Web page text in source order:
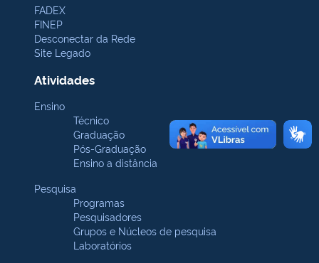
FADEX
FINEP
Desconectar da Rede
Site Legado
Atividades
Ensino
Técnico
Graduação
Pós-Graduação
Ensino a distância
Pesquisa
Programas
Pesquisadores
Grupos e Núcleos de pesquisa
Laboratórios